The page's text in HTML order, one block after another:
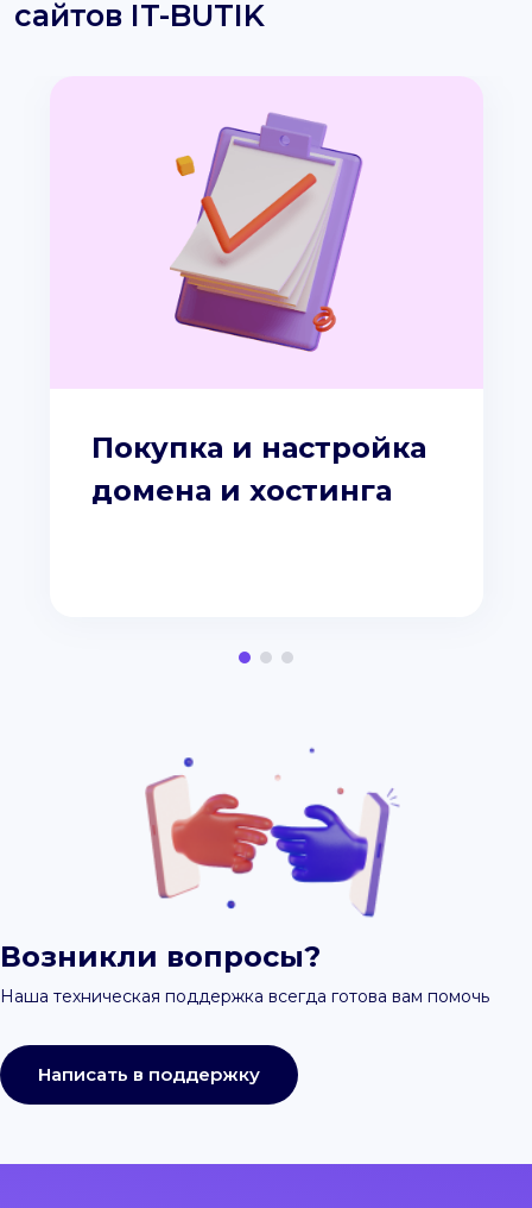
сайтов IT-BUTIK
Покупка и настройка
домена и хостинга
Возникли вопросы?
Наша техническая поддержка всегда готова вам помочь
Написать в поддержку